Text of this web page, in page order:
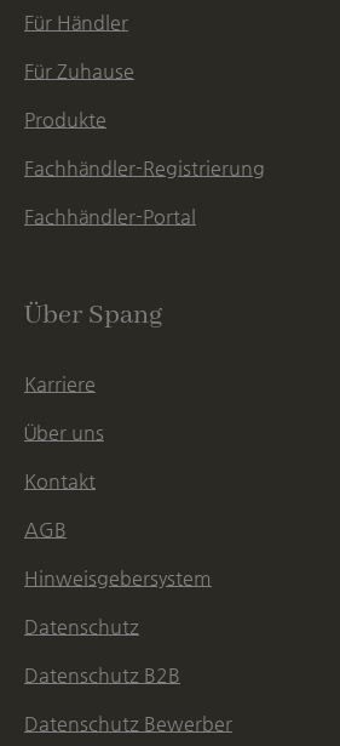
Für Händler
Für Zuhause
Produkte
Fachhändler-Registrierung
Fachhändler-Portal
Über Spang
Karriere
Über uns
Kontakt
AGB
Hinweisgebersystem
Datenschutz
Datenschutz B2B
Datenschutz Bewerber